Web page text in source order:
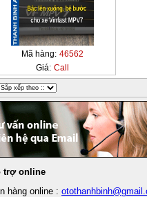
Mã hàng: 46562
Giá: Call
trợ online
hàng online :